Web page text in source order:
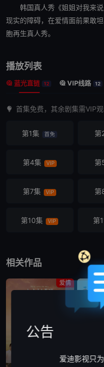
韩国真人秀《姐姐对我来
现实的障碍，在爱情面前果敢
胞再生真人秀。
播放列表
蓝光直链 12 VIP线路 12
首集免费，其余剧集需VIP
第1集 首免 第
第4集 VIP 第
第7集 VIP 第
第10集 VIP 第
相关作品
爱情
公告
爱迪影视只